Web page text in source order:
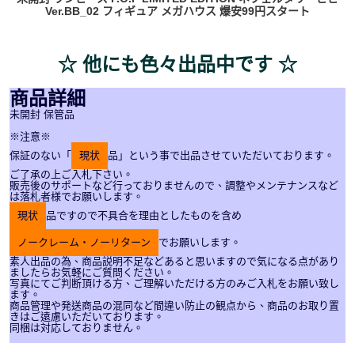
Ver.BB_02 フィギュア メガハウス 爆安99円スタート
☆ 他にも色々出品中です ☆
商品詳細
未開封 保管品
※注意※
保証のない「
現状
品」という事で出品させていただいております。
ご了承の上ご入札下さい。
販売後のサポートなど行っておりませんので、調整やメンテナンスなど
は落札者様でお願いします。
現状
品ですので不具合を理由としたものを含め
ノークレーム・ノーリターン
でお願いします。
素人出品の為、商品説明不足などあると思いますので気になる点があり
ましたらお気軽にご質問ください。
写真にてご判断頂ける方、ご理解いただける方のみご入札をお願い致し
ます。
商品管理や発送商品の混同など間違い防止の観点から、商品のお取り置
きはご遠慮いただいております。
同梱は対応しておりません。